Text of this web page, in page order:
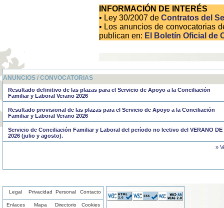
INFORMACIÓN DE INTERÉS
• Ley 30/2007 deContratos del
• Los anuncios de convocatorias
publican en: El Boletín Oficial de
ANUNCIOS / CONVOCATORIAS
Resultado definitivo de las plazas para el Servicio de Apoyo a la Conciliación
Familiar y Laboral Verano 2026
Resultado provisional de las plazas para el Servicio de Apoyo a la Conciliación
Familiar y Laboral Verano 2026
Servicio de Conciliación Familiar y Laboral del período no lectivo del VERANO DE
2026 (julio y agosto).
»
Legal Privacidad Personal Contacto
Enlaces Mapa Directorio Cookies